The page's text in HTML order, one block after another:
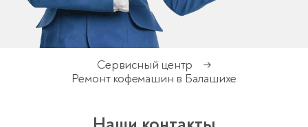
Сервисный центр
→
Ремонт кофемашин в Балашихе